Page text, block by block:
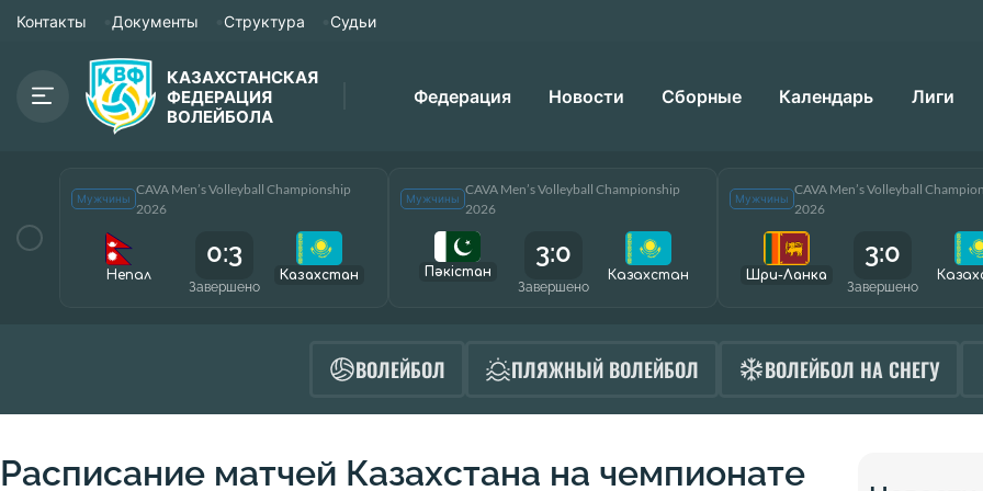
Контакты Документы Структура Судьи
КАЗАХСТАНСКАЯ
ФЕДЕРАЦИЯ
ВОЛЕЙБОЛА
Федерация Новости Сборные Календарь Лиги
Мужчины
CAVA Men’s Volleyball Championship
2026
Непал
0:3
Завершено
Казахстан
Мужчины
CAVA Men’s Volleyball Championship
2026
Пәкістан
3:0
Завершено
Казахстан
Мужчины
CAVA Men’s Volleyball
2026
Шри-Ланка
3:0
Завершено
ВОЛЕЙБОЛ ПЛЯЖНЫЙ ВОЛЕЙБОЛ ВОЛЕЙБОЛ НА СНЕГУ
Расписание матчей Казахстана на чемпионате